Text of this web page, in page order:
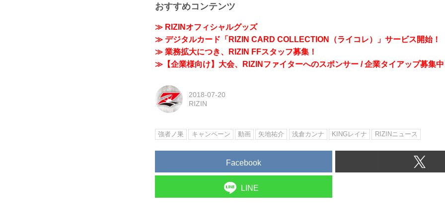
おすすめコンテンツ
≫ RIZINオフィシャルグッズ
≫ デジタルカード「RIZIN CARD COLLECTION（ライコレ）」サービス開始！
≫ 業務拡大につき、RIZIN FFスタッフ募集！
≫【企業様向け】大会、RIZINファイターへのスポンサー / 企業タイアップ募集
2018-07-20
RIZIN
強者ノ巣 キャンペーン 動画 矢地祐介 浅倉カンナ KINGレイナ RIZINニュース
Facebook
LINE